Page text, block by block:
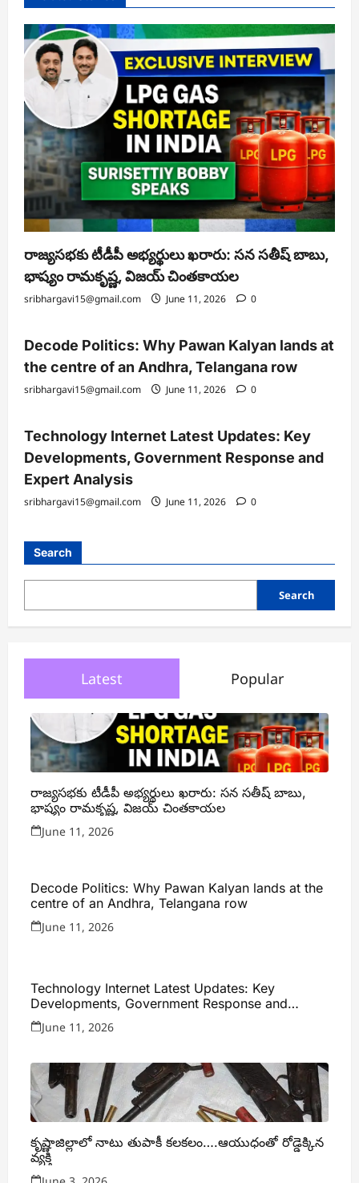
Technology Internet Latest Updates: Key
Developments, Government Response and
Expert Analysis
sribhargavi15@gmail.com June 11, 2026 0
Search
Search
Latest Popular
రాజ్యసభకు టీడీపీ అభ్యర్థులు ఖరారు: సన సతీష్ బాబు,
June 11, 2026
Decode Politics: Why Pawan Kalyan lands at the
centre of an Andhra, Telangana row
Developments, Government Response and
June 11, 2026
కృష్ణాజిల్లాలో నాటు తుపాకీ కలకలం….ఆయుధంతో రోడ్డెక్కిన
వ్యక్తి
June 3, 2026
You May Have Missed